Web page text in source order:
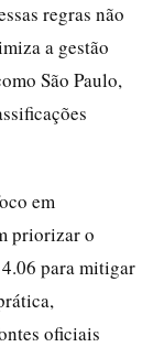
regras não
a gestão
São Paulo,
em
priorizar o
para mitigar
oficiais